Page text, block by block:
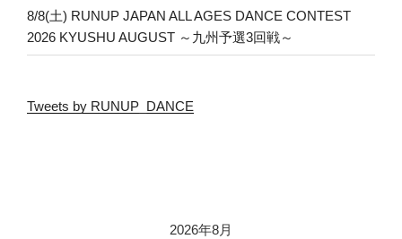
8/8(土) RUNUP JAPAN ALL AGES DANCE CONTEST
2026 KYUSHU AUGUST ～九州予選3回戦～
Tweets by RUNUP_DANCE
2026年8月